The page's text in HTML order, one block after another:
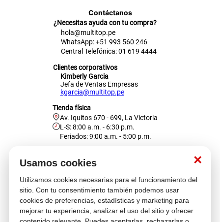
×
Usamos cookies
Utilizamos cookies necesarias para el funcionamiento del
sitio. Con tu consentimiento también podemos usar
cookies de preferencias, estadísticas y marketing para
mejorar tu experiencia, analizar el uso del sitio y ofrecer
Contáctanos
¿Necesitas ayuda con tu compra?
hola@multitop.pe
WhatsApp: +51 993 560 246
Central Telefónica: 01 619 4444
Clientes corporativos
Kimberly Garcia
Jefa de Ventas Empresas
kgarcia@multitop.pe
Tienda física
Av. Iquitos 670 - 699, La Victoria
L-S: 8:00 a.m. - 6:30 p.m.
Feriados: 9:00 a.m. - 5:00 p.m.
Atención al cliente